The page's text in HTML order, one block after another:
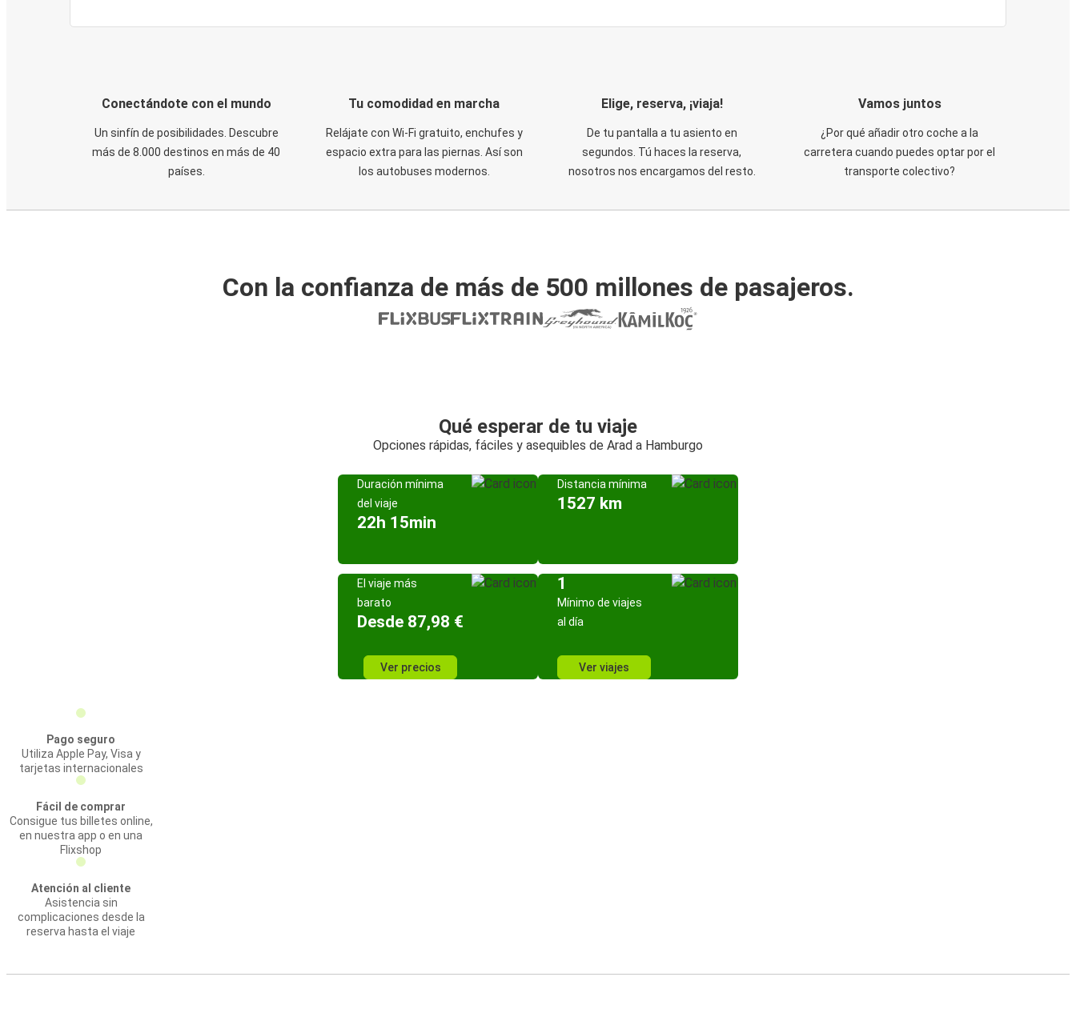
Conectándote con el mundo
Un sinfín de posibilidades. Descubre
más de 8.000 destinos en más de 40
países.
Tu comodidad en marcha
Relájate con Wi-Fi gratuito, enchufes y
espacio extra para las piernas. Así son
los autobuses modernos.
Elige, reserva, ¡viaja!
De tu pantalla a tu asiento en
segundos. Tú haces la reserva,
nosotros nos encargamos del resto.
Vamos juntos
¿Por qué añadir otro coche a la
carretera cuando puedes optar por el
transporte colectivo?
Con la confianza de más de 500 millones de pasajeros.
Qué esperar de tu viaje
Opciones rápidas, fáciles y asequibles de Arad a Hamburgo
Duración mínima
del viaje
22h 15min
Distancia mínima
1527 km
El viaje más
barato
Desde 87,98 €
Ver precios
1
Mínimo de viajes
al día
Ver viajes
Pago seguro
Utiliza Apple Pay, Visa y
tarjetas internacionales
Fácil de comprar
Consigue tus billetes online,
en nuestra app o en una
Flixshop
Atención al cliente
Asistencia sin
complicaciones desde la
reserva hasta el viaje